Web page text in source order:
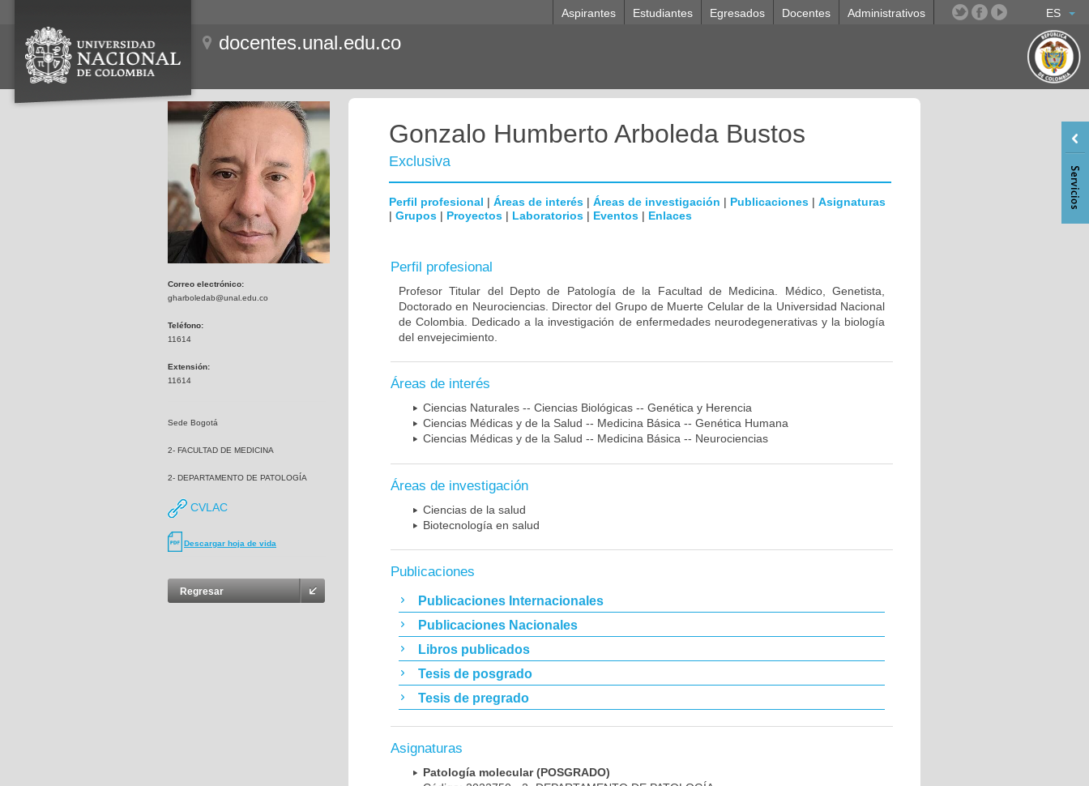
ES
Aspirantes Estudiantes Egresados Docentes Administrativos
docentes.unal.edu.co
Correo electrónico:
gharboledab@unal.edu.co
Teléfono:
11614
Extensión:
11614
Sede Bogotá
2- FACULTAD DE MEDICINA
2- DEPARTAMENTO DE PATOLOGÍA
CVLAC
Descargar hoja de vida
Regresar
Gonzalo Humberto Arboleda Bustos
Exclusiva
Perfil profesional | Áreas de interés | Áreas de investigación | Publicaciones | Asignaturas
| Grupos | Proyectos | Laboratorios | Eventos | Enlaces
Perfil profesional
Profesor Titular del Depto de Patología de la Facultad de Medicina. Médico, Genetista,
Doctorado en Neurociencias. Director del Grupo de Muerte Celular de la Universidad Nacional
de Colombia. Dedicado a la investigación de enfermedades neurodegenerativas y la biología
del envejecimiento.
Áreas de interés
Ciencias Naturales -- Ciencias Biológicas -- Genética y Herencia
Ciencias Médicas y de la Salud -- Medicina Básica -- Genética Humana
Ciencias Médicas y de la Salud -- Medicina Básica -- Neurociencias
Áreas de investigación
Ciencias de la salud
Biotecnología en salud
Publicaciones
Publicaciones Internacionales
Publicaciones Nacionales
Libros publicados
Tesis de posgrado
Tesis de pregrado
Asignaturas
Patología molecular (POSGRADO)